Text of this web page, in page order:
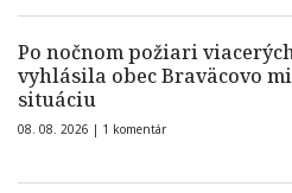
Po nočnom požiari
vyhlásila obec Braväcovo
situáciu
08. 08. 2026 | 1 komentár